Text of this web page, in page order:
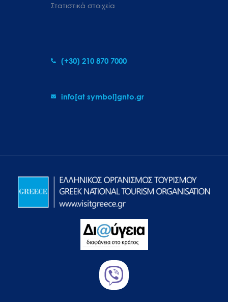
Στατιστικά στοιχεία
(+30) 210 870 7000
info[at symbol]gnto.gr